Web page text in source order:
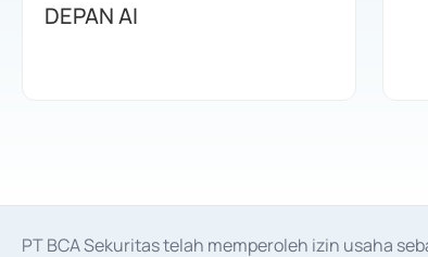
DEPAN AI
PT BCA Sekuritas telah memperoleh izin usaha